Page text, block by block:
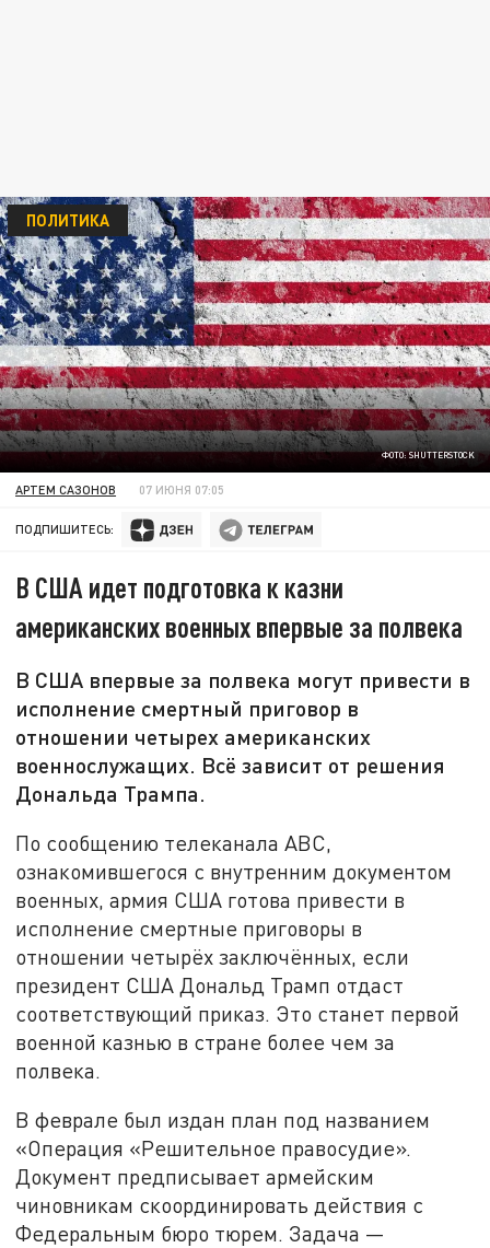
ФОТО: SHUTTERSTOCK
ПОЛИТИКА
АРТЕМ САЗОНОВ 07 ИЮНЯ 07:05
ПОДПИШИТЕСЬ:
В США идет подготовка к казни
американских военных впервые за полвека
В США впервые за полвека могут привести в
исполнение смертный приговор в
отношении четырех американских
военнослужащих. Всё зависит от решения
Дональда Трампа.
По сообщению телеканала ABC,
ознакомившегося с внутренним документом
военных, армия США готова привести в
исполнение смертные приговоры в
отношении четырёх заключённых, если
президент США Дональд Трамп отдаст
соответствующий приказ. Это станет первой
военной казнью в стране более чем за
полвека.
В феврале был издан план под названием
«Операция «Решительное правосудие».
Документ предписывает армейским
чиновникам скоординировать действия с
Федеральным бюро тюрем. Задача —